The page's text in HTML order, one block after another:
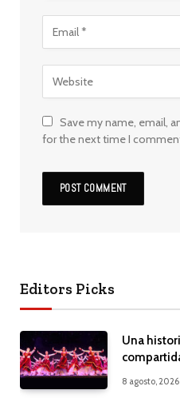
Save my name, email,
for the next time I
Editors Picks
Una
8 agosto, 2026